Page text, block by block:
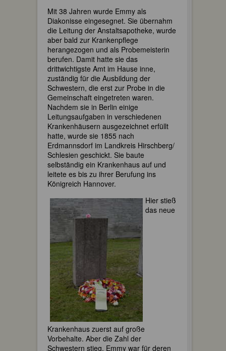
Mit 38 Jahren wurde Emmy als
Diakonisse eingesegnet. Sie übernahm
die Leitung der Anstaltsapotheke, wurde
aber bald zur Krankenpflege
herangezogen und als Probemeisterin
berufen. Damit hatte sie das
drittwichtigste Amt im Hause inne,
zuständig für die Ausbildung der
Schwestern, die erst zur Probe in die
Gemeinschaft eingetreten waren.
Nachdem sie in Berlin einige
Leitungsaufgaben in verschiedenen
Krankenhäusern ausgezeichnet erfüllt
hatte, wurde sie 1855 nach
Erdmannsdorf im Landkreis Hirschberg/
Schlesien geschickt. Sie baute
selbständig ein Krankenhaus auf und
leitete es bis zu ihrer Berufung ins
Königreich Hannover.
Hier stieß
das neue
Krankenhaus zuerst auf große
Vorbehalte. Aber die Zahl der
Schwestern stieg. Emmy war für deren